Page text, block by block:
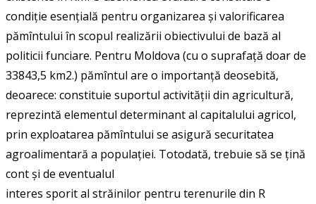
condiție esențială pentru organizarea și valorificarea
pămîntului în scopul realizării obiectivului de bază al
politicii funciare. Pentru Moldova (cu o suprafață doar de
33843,5 km2.) pămîntul are o importanță deosebită,
deoarece: constituie suportul activității din agricultură,
reprezintă elementul determinant al capitalului agricol,
prin exploatarea pămîntului se asigură securitatea
agroalimentară a populației. Totodată, trebuie să se țină
cont și de eventualul
interes sporit al străinilor pentru terenurile din R